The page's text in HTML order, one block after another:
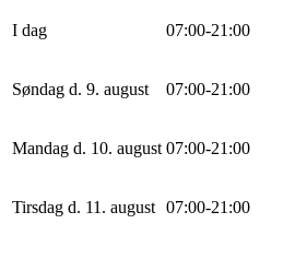
I dag 07:00-21 :00
Søndag d. 9. august 07:00-21 :00
Mandag d. 10. august 07:00-21 :00
Tirsdag d. 11. august 07:00-21 :00